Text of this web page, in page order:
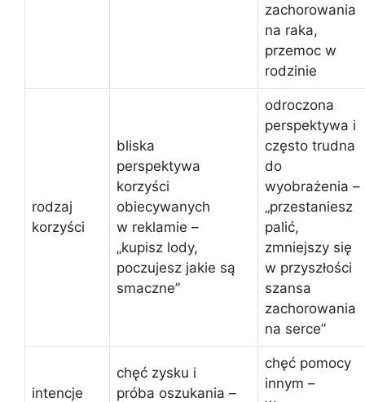
zachorowania
na raka,
przemoc w
rodzinie
rodzaj
korzyści
bliska
perspektywa
korzyści
obiecywanych
w reklamie –
„kupisz lody,
poczujesz jakie są
smaczne”
odroczona
perspektywa i
często trudna
do
wyobrażenia –
„przestaniesz
palić,
zmniejszy się
w przyszłości
szansa
zachorowania
na serce”
intencje
chęć zysku i
próba oszukania –
chęć pomocy
innym –